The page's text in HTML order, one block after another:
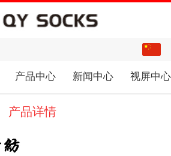
English
产品中心 新闻中心 视屏中心
产品详情